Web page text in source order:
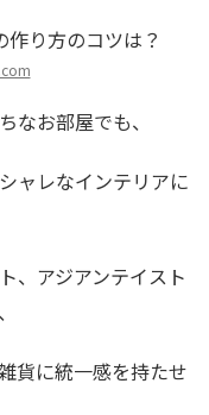
なお部屋でも、
ャレなインテリアに
、アジアンテイスト
貨に統一感を持たせ